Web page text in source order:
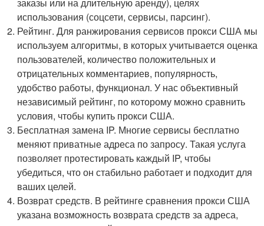
использования (соцсети, сервисы, парсинг).
Рейтинг. Для ранжирования сервисов прокси США мы
используем алгоритмы, в которых учитывается оценка
пользователей, количество положительных и
отрицательных комментариев, популярность,
удобство работы, функционал. У нас объективный
независимый рейтинг, по которому можно сравнить
условия, чтобы купить прокси США.
Бесплатная замена IP. Многие сервисы бесплатно
меняют приватные адреса по запросу. Такая услуга
позволяет протестировать каждый IP, чтобы
убедиться, что он стабильно работает и подходит для
ваших целей.
Возврат средств. В рейтинге сравнения прокси США
указана возможность возврата средств за адреса,